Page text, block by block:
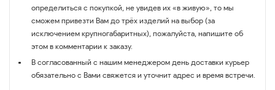
определиться с покупкой, не увидев их «в живую», то мы
сможем привезти Вам до трёх изделий на выбор (за
исключением крупногабаритных), пожалуйста, напишите об
этом в комментарии к заказу.
В согласованный с нашим менеджером день доставки курьер
обязательно с Вами свяжется и уточнит адрес и время встречи.